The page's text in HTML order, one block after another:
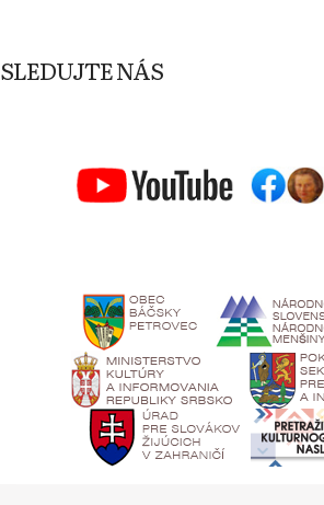
SLEDUJTE NÁS